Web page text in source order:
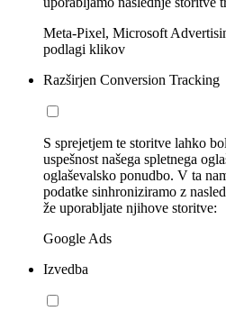
Meta-Pixel, Microsoft
podlagi klikov
Razširjen Conversion Tracking
S sprejetjem te storitve lahko
uspešnost našega spletnega
oglaševalsko ponudbo. V ta
podatke sinhroniziramo z
že uporabljate njihove storitve:
Google Ads
Izvedba